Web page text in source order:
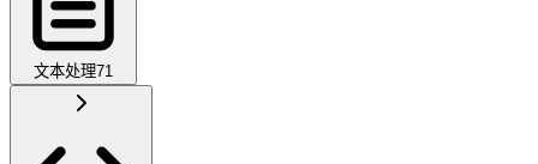
文本处理71